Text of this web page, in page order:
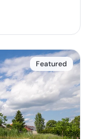
Featured